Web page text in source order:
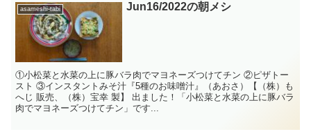
asameshi-tabi Jun16/2022の朝メシ
①小松菜と水菜の上に豚バラ肉でマヨネーズつけてチン ②ピザトー
スト ③インスタントみそ汁『5種のお味噌汁』（あおさ）【（株）も
へじ 販売、（株）宝幸 製】 出ました！「小松菜と水菜の上に豚バラ
肉でマヨネーズつけてチン」です...